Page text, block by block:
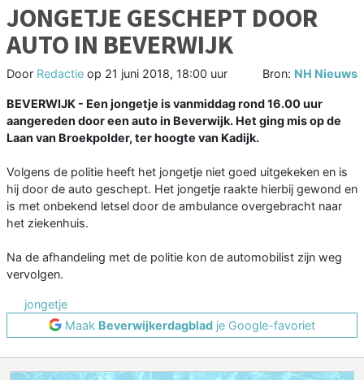
JONGETJE GESCHEPT DOOR
AUTO IN BEVERWIJK
Door Redactie op 21 juni 2018, 18:00 uur Bron: NH Nieuws
BEVERWIJK - Een jongetje is vanmiddag rond 16.00 uur
aangereden door een auto in Beverwijk. Het ging mis op de
Laan van Broekpolder, ter hoogte van Kadijk.
Volgens de politie heeft het jongetje niet goed uitgekeken en is
hij door de auto geschept. Het jongetje raakte hierbij gewond en
is met onbekend letsel door de ambulance overgebracht naar
het ziekenhuis.
Na de afhandeling met de politie kon de automobilist zijn weg
vervolgen.
jongetje
Maak Beverwijkerdagblad je Google-favoriet